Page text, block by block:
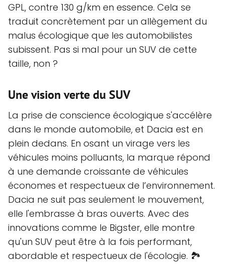
GPL, contre 130 g/km en essence. Cela se
traduit concrètement par un allègement du
malus écologique que les automobilistes
subissent. Pas si mal pour un SUV de cette
taille, non ?
Une vision verte du SUV
La prise de conscience écologique s'accélère
dans le monde automobile, et Dacia est en
plein dedans. En osant un virage vers les
véhicules moins polluants, la marque répond
à une demande croissante de véhicules
économes et respectueux de l’environnement.
Dacia ne suit pas seulement le mouvement,
elle l'embrasse à bras ouverts. Avec des
innovations comme le Bigster, elle montre
qu'un SUV peut être à la fois performant,
abordable et respectueux de l'écologie. 🏞️